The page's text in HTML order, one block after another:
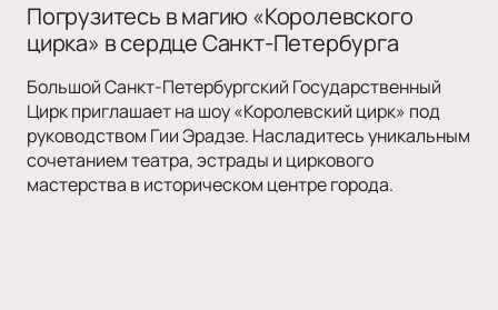
Погрузитесь в магию «Королевского
цирка» в сердце Санкт-Петербурга
Большой Санкт-Петербургский Государственный
Цирк приглашает на шоу «Королевский цирк» под
руководством Гии Эрадзе. Насладитесь уникальным
сочетанием театра, эстрады и циркового
мастерства в историческом центре города.